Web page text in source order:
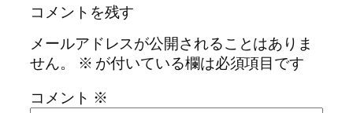
コメントを残す
メールアドレスが公開されることはありま
せん。
※ が付いている欄は必須項目です
コメント ※